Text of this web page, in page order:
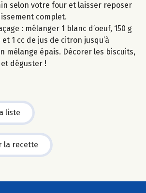
selon votre four et laisser reposer
complet.
: mélanger 1 blanc d’oeuf, 150 g
1 cc de jus de citron jusqu’à
mélange épais. Décorer les biscuits,
déguster !
liste
la recette